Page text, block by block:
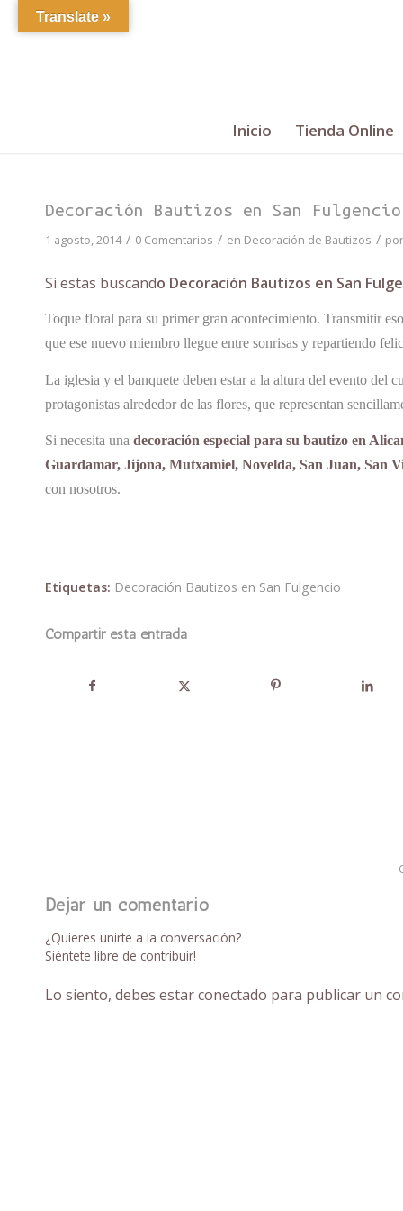
Inicio Tienda Online
Decoración Bautizos en San Fulgencio
1 agosto, 2014 / 0 Comentarios / en Decoración de Bautizos / por
Si estas buscando Decoración Bautizos en San
Toque floral para su primer gran acontecimiento. Transmitir
que ese nuevo miembro llegue entre sonrisas y repartiendo
La iglesia y el banquete deben estar a la altura del evento del
protagonistas alrededor de las flores, que representan
Si necesita una decoración especial para su bautizo en
Guardamar, Jijona, Mutxamiel, Novelda, San Juan, San
con nosotros.
Etiquetas: Decoración Bautizos en San Fulgencio
Compartir esta entrada
Dejar un comentario
¿Quieres unirte a la conversación?
Siéntete libre de contribuir!
Lo siento, debes estarconectado para publicar un
Translate »